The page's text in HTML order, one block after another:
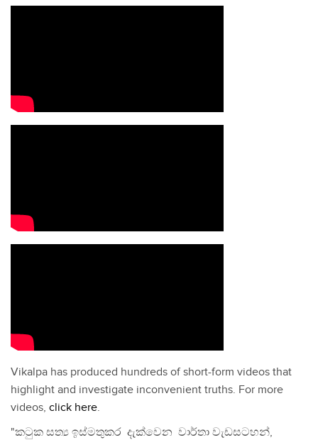
Vikalpa has produced hundreds of short-form videos that
highlight and investigate inconvenient truths. For more
videos, click here.
"කටුක සත්‍ය ඉස්මතුකර දැක්වෙන වාර්තා වැඩසටහන්,